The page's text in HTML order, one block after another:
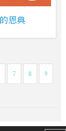
恩典
7 8 9